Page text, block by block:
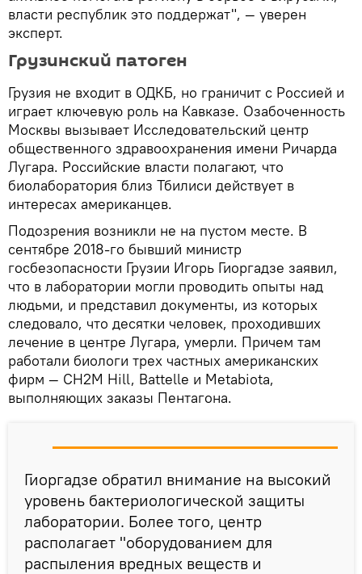
власти республик это поддержат", — уверен
эксперт.
Грузинский патоген
Грузия не входит в ОДКБ, но граничит с Россией и
играет ключевую роль на Кавказе. Озабоченность
Москвы вызывает Исследовательский центр
общественного здравоохранения имени Ричарда
Лугара. Российские власти полагают, что
биолаборатория близ Тбилиси действует в
интересах американцев.
Подозрения возникли не на пустом месте. В
сентябре 2018-го бывший министр
госбезопасности Грузии Игорь Гиоргадзе заявил,
что в лаборатории могли проводить опыты над
людьми, и представил документы, из которых
следовало, что десятки человек, проходивших
лечение в центре Лугара, умерли. Причем там
работали биологи трех частных американских
фирм — CH2M Hill, Battelle и Metabiota,
выполняющих заказы Пентагона.
Гиоргадзе обратил внимание на высокий
уровень бактериологической защиты
лаборатории. Более того, центр
располагает "оборудованием для
распыления вредных веществ и